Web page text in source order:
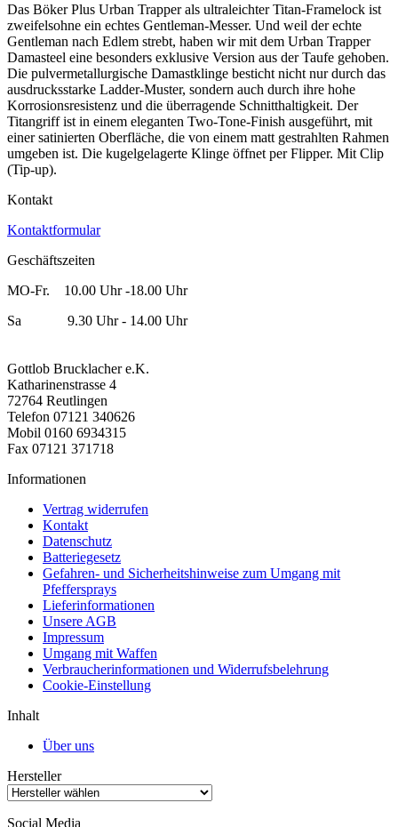
Das Böker Plus Urban Trapper als ultraleichter Titan-Framelock ist
zweifelsohne ein echtes Gentleman-Messer. Und weil der echte
Gentleman nach Edlem strebt, haben wir mit dem Urban Trapper
Damasteel eine besonders exklusive Version aus der Taufe gehoben.
Die pulvermetallurgische Damastklinge besticht nicht nur durch das
ausdrucksstarke Ladder-Muster, sondern auch durch ihre hohe
Korrosionsresistenz und die überragende Schnitthaltigkeit. Der
Titangriff ist in einem eleganten Two-Tone-Finish ausgeführt, mit
einer satinierten Oberfläche, die von einem matt gestrahlten Rahmen
umgeben ist. Die kugelgelagerte Klinge öffnet per Flipper. Mit Clip
(Tip-up).
Kontakt
Kontaktformular
Geschäftszeiten
MO-Fr. 10.00 Uhr -18.00 Uhr
Sa 9.30 Uhr - 14.00 Uhr
Gottlob Brucklacher e.K.
Katharinenstrasse 4
72764 Reutlingen
Telefon 07121 340626
Mobil 0160 6934315
Fax 07121 371718
Informationen
Vertrag widerrufen
Kontakt
Datenschutz
Batteriegesetz
Gefahren- und Sicherheitshinweise zum Umgang mit
Pfeffersprays
Lieferinformationen
Unsere AGB
Impressum
Umgang mit Waffen
Verbraucherinformationen und Widerrufsbelehrung
Cookie-Einstellung
Inhalt
Über uns
Hersteller
Social Media